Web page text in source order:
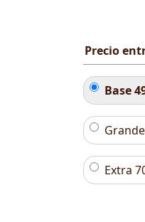
Precio
Base
Grande
Extra